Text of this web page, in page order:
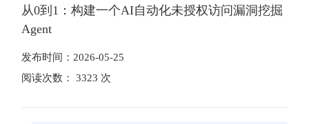
从0到1：构建一个AI自动化未授权访问漏洞挖掘
Agent
发布时间：2026-05-25
阅读次数： 3323 次